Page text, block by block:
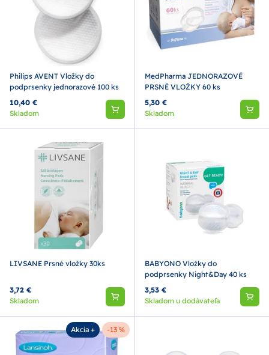
Philips AVENT Vložky do
podprsenky jednorazové 100 ks
10,40 €
Skladom
MedPharma JEDNORAZOVÉ
PRSNÉ VLOŽKY 60 ks
5,30 €
Skladom
LIVSANE Prsné vložky 30ks
3,72 €
Skladom
BABYONO Vložky do
podprsenky Night&Day 40 ks
3,53 €
Skladom u dodávateľa
Akcia + -13 %